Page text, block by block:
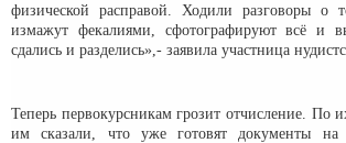
физической расправой. Ходили разговоры о
измажут фекалиями, сфотографируют всё и
сдались и разделись»,- заявила участница
Теперь первокурсникам грозит отчисление. По
им сказали, что уже готовят документы на